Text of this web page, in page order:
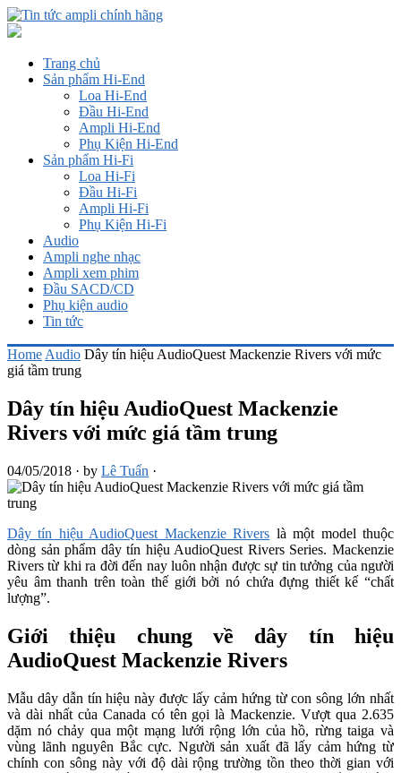
Trang chủ
Sản phẩm Hi-End
Loa Hi-End
Đầu Hi-End
Ampli Hi-End
Phụ Kiện Hi-End
Sản phẩm Hi-Fi
Loa Hi-Fi
Đầu Hi-Fi
Ampli Hi-Fi
Phụ Kiện Hi-Fi
Audio
Ampli nghe nhạc
Ampli xem phim
Đầu SACD/CD
Phụ kiện audio
Tin tức
Home Audio Dây tín hiệu AudioQuest Mackenzie Rivers với mức
giá tầm trung
Dây tín hiệu AudioQuest Mackenzie
Rivers với mức giá tầm trung
04/05/2018 · by Lê Tuấn ·
Dây tín hiệu AudioQuest Mackenzie Rivers là một model thuộc
dòng sản phẩm dây tín hiệu AudioQuest Rivers Series. Mackenzie
Rivers từ khi ra đời đến nay luôn nhận được sự tin tưởng của người
yêu âm thanh trên toàn thế giới bởi nó chứa đựng thiết kế “chất
lượng”.
Giới thiệu chung về dây tín hiệu
AudioQuest Mackenzie Rivers
Mẫu dây dẫn tín hiệu này được lấy cảm hứng từ con sông lớn nhất
và dài nhất của Canada có tên gọi là Mackenzie. Vượt qua 2.635
dặm nó chảy qua một mạng lưới rộng lớn của hồ, rừng taiga và
vùng lãnh nguyên Bắc cực. Người sản xuất đã lấy cảm hứng từ
chính con sông này với độ dài rộng trường tồn theo thời gian với